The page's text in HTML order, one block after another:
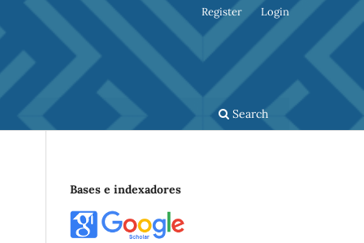
Search
Register Login
Bases e indexadores